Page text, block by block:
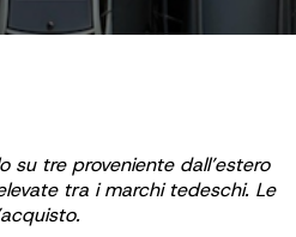
tre proveniente dall’estero
tra i marchi tedeschi. Le